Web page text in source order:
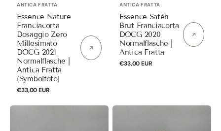
Anbieter:
ANTICA FRATTA
Essence Nature
Franciacorta
Dosaggio Zero
Millesimato
DOCG 2021
Normalflasche |
Antica Fratta
(Symbolfoto)
Normaler
€33,00 EUR
Anbieter:
ANTICA FRATTA
Essence Satèn
Brut Franciacorta
DOCG 2020
Normalflasche |
Antica Fratta
Normaler
€33,00 EUR
Essence
Essence